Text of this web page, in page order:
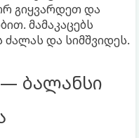
გიყვარდეთ და
მამაკაცებს
და სიმშვიდეს.
ბალანსი